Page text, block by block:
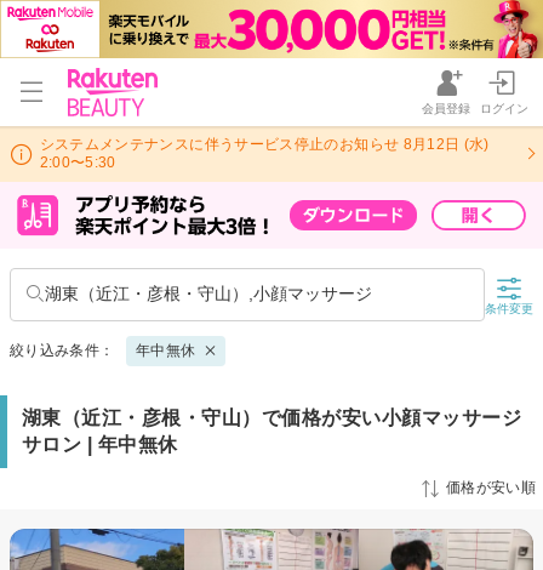
会員登録 ログイン
システムメンテナンスに伴うサービス停止のお知らせ 8月12日 (水)
2:00〜5:30
湖東（近江・彦根・守山）,小顔マッサージ
条件変更
絞り込み条件： 年中無休
湖東（近江・彦根・守山）で価格が安い小顔マッサージ
サロン | 年中無休
価格が安い順